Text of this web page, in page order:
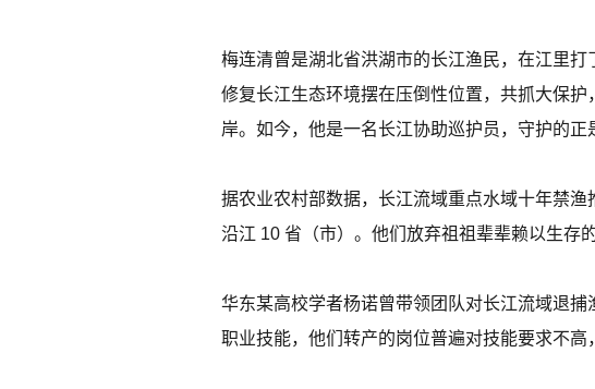
梅连清曾是湖北省洪湖市的长江渔民，在江里
修复长江生态环境摆在压倒性位置，共抓大保
岸。如今，他是一名长江协助巡护员，守护的正
据农业农村部数据，长江流域重点水域十年禁
沿江 10 省（市）。他们放弃祖祖辈辈赖以生存
华东某高校学者杨诺曾带领团队对长江流域退
职业技能，他们转产的岗位普遍对技能要求不高